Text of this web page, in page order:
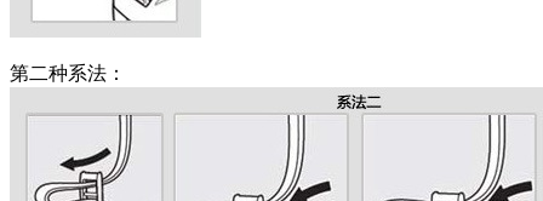
第二种系法：